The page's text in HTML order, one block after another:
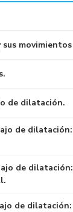
Embarazo y
movimientos
de dilatación.
de dilatación:
de dilatación:
de dilatación: